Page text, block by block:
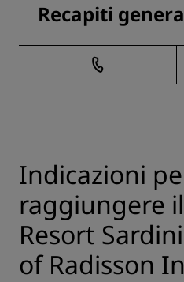
Recapiti
Indicazioni
raggiungere
Resort
of Radisson